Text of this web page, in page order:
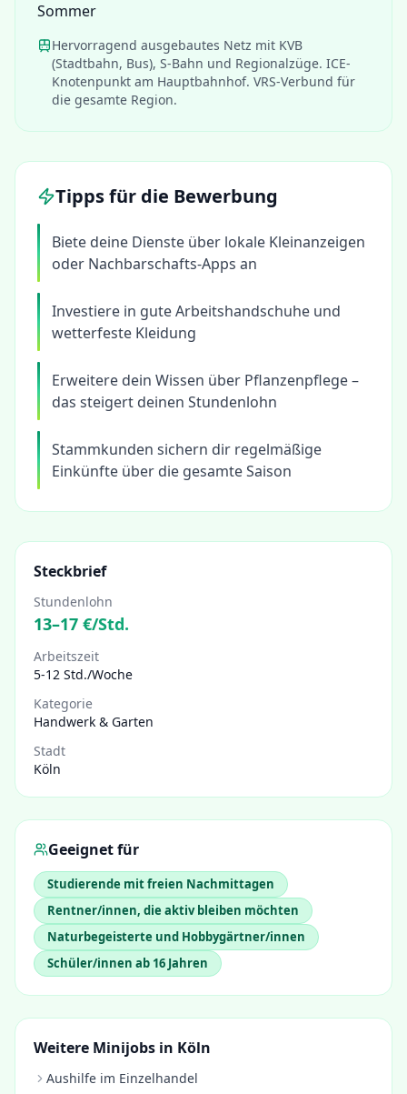
Sommer
Hervorragend ausgebautes Netz mit KVB
(Stadtbahn, Bus), S-Bahn und Regionalzüge. ICE-
Knotenpunkt am Hauptbahnhof. VRS-Verbund für
die gesamte Region.
Tipps für die Bewerbung
Biete deine Dienste über lokale Kleinanzeigen
oder Nachbarschafts-Apps an
Investiere in gute Arbeitshandschuhe und
wetterfeste Kleidung
Erweitere dein Wissen über Pflanzenpflege –
das steigert deinen Stundenlohn
Stammkunden sichern dir regelmäßige
Einkünfte über die gesamte Saison
Steckbrief
Stundenlohn
13–17 €/Std.
Arbeitszeit
5-12 Std./Woche
Kategorie
Handwerk & Garten
Stadt
Köln
Geeignet für
Studierende mit freien Nachmittagen
Rentner/innen, die aktiv bleiben möchten
Naturbegeisterte und Hobbygärtner/innen
Schüler/innen ab 16 Jahren
Weitere Minijobs in Köln
Aushilfe im Einzelhandel